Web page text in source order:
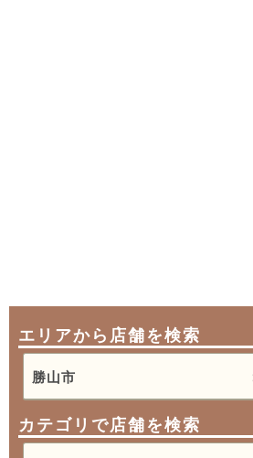
エリアから店舗を検索
勝山市
カテゴリで店舗を検索